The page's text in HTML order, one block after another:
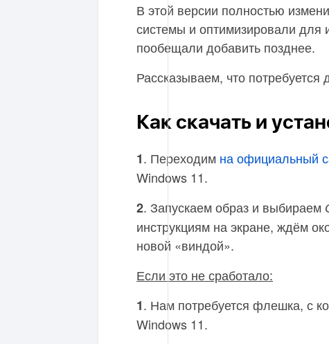
В этой версии полностью
системы и оптимизировали
пообещали добавить позднее.
Рассказываем, что потребуется
Как скачать и
1. Переходим на официальный
Windows 11.
2. Запускаем образ и выбираем
инструкциям на экране, ждём
новой «виндой».
Если это не сработало:
1. Нам потребуется флешка, с
Windows 11.